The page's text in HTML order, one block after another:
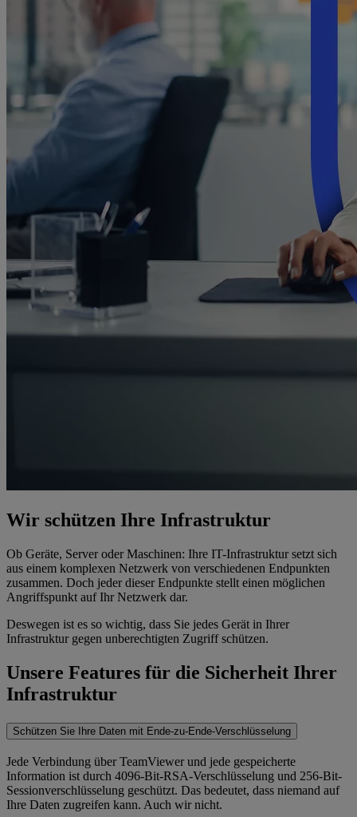
Wir schützen Ihre Infrastruktur
Ob Geräte, Server oder Maschinen: Ihre IT-Infrastruktur setzt sich
aus einem komplexen Netzwerk von verschiedenen Endpunkten
zusammen. Doch jeder dieser Endpunkte stellt einen möglichen
Angriffspunkt auf Ihr Netzwerk dar.
Deswegen ist es so wichtig, dass Sie jedes Gerät in Ihrer
Infrastruktur gegen unberechtigten Zugriff schützen.
Unsere Features für die Sicherheit Ihrer
Infrastruktur
Schützen Sie Ihre Daten mit Ende-zu-Ende-Verschlüsselung
Jede Verbindung über TeamViewer und jede gespeicherte
Information ist durch 4096-Bit-RSA-Verschlüsselung und 256-Bit-
Sessionverschlüsselung geschützt. Das bedeutet, dass niemand auf
Ihre Daten zugreifen kann. Auch wir nicht.